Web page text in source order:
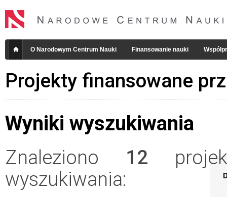
O Narodowym Centrum Nauki Finansowanie nauki
Projekty finansowane
Wyniki wyszukiwania
Znaleziono 12
wyszukiwania: